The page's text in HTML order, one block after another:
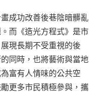
成功改善後巷陰暗髒亂
而《造光方程式》是市
現長期不受重視的後
同時，也將藝術與當地
富有人情味的公共空
更多市民積極參與，攜